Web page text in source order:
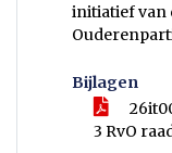
initiatief van
Bijlagen
3 RvO